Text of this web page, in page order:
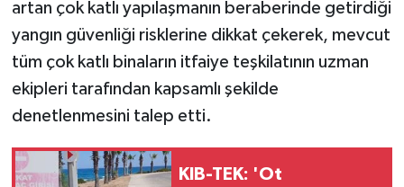
artan çok katlı yapılaşmanın beraberinde getirdiği
yangın güvenliği risklerine dikkat çekerek, mevcut
tüm çok katlı binaların itfaiye teşkilatının uzman
ekipleri tarafından kapsamlı şekilde
denetlenmesini talep etti.
KIB-TEK: 'Ot
LEFKOŞA
MAGAZİN
Nöbetçi Eczaneler
ÖZEL HABER